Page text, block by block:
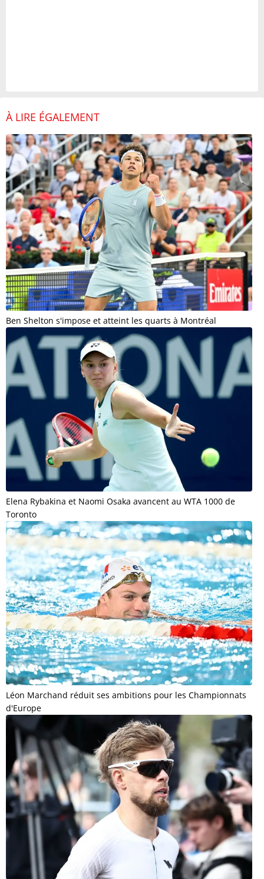
À LIRE ÉGALEMENT
Ben Shelton s'impose et atteint les quarts à Montréal
Elena Rybakina et Naomi Osaka avancent au WTA 1000 de
Toronto
Léon Marchand réduit ses ambitions pour les Championnats
d'Europe